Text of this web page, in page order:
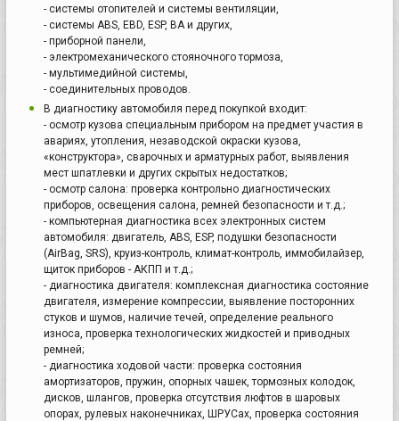
- системы отопителей и системы вентиляции,
- системы ABS, EBD, ESP, BA и других,
- приборной панели,
- электромеханического стояночного тормоза,
- мультимедийной системы,
- соединительных проводов.
В диагностику автомобиля перед покупкой входит:
- осмотр кузова специальным прибором на предмет участия в
авариях, утопления, незаводской окраски кузова,
«конструктора», сварочных и арматурных работ, выявления
мест шпатлевки и других скрытых недостатков;
- осмотр салона: проверка контрольно диагностических
приборов, освещения салона, ремней безопасности и т.д.;
- компьютерная диагностика всех электронных систем
автомобиля: двигатель, ABS, ESP, подушки безопасности
(AirBag, SRS), круиз-контроль, климат-контроль, иммобилайзер,
щиток приборов - АКПП и т.д.;
- диагностика двигателя: комплексная диагностика состояние
двигателя, измерение компрессии, выявление посторонних
стуков и шумов, наличие течей, определение реального
износа, проверка технологических жидкостей и приводных
ремней;
- диагностика ходовой части: проверка состояния
амортизаторов, пружин, опорных чашек, тормозных колодок,
дисков, шлангов, проверка отсутствия люфтов в шаровых
опорах, рулевых наконечниках, ШРУСах, проверка состояния